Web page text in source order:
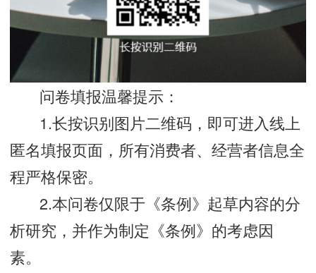
问卷填报温馨提示：
1.长按识别图片二维码，即可进入线上
匿名填报页面，所有消费者、经营者信息全
程严格保密。
2.本问卷仅限于《条例》起草内容的分
析研究，并作为制定《条例》的考虑因
素。